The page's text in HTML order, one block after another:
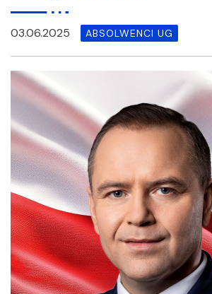
03.06.2025 ABSOLWENCI UG